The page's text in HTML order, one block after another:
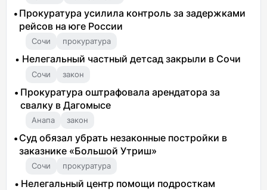
Прокуратура усилила контроль за задержками
рейсов на юге России
Сочи прокуратура
Нелегальный частный детсад закрыли в Сочи
Сочи закон
Прокуратура оштрафовала арендатора за
свалку в Дагомысе
Анапа закон
Суд обязал убрать незаконные постройки в
заказнике «Большой Утриш»
Сочи прокуратура
Нелегальный центр помощи подросткам